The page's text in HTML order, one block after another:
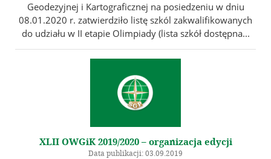
Geodezyjnej i Kartograficznej na posiedzeniu w dniu
08.01.2020 r. zatwierdziło listę szkól zakwalifikowanych
do udziału w II etapie Olimpiady (lista szkół dostępna...
XLII OWGiK 2019/2020 – organizacja edycji
Data publikacji: 03.09.2019